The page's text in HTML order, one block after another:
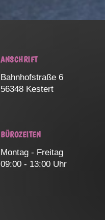
ANSCHRIFT
Bahnhofstraße 6
56348 Kestert
BÜROZEITEN
Montag - Freitag
09:00 - 13:00 Uhr